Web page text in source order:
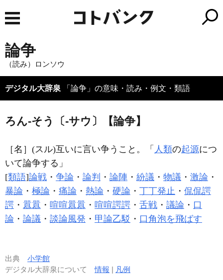
論争
（読み）ロンソウ
デジタル大辞泉 「論争」の意味・読み・例文・類語
ろん‐そう〔‐サウ〕【論争】
［名］ (スル)互いに言い争うこと。「 人類の起源につ
いて論争する」
[類語]論戦 ・ 争論 ・ 論判 ・ 論陣 ・ 紛議 ・ 物議 ・ 激論 ・
暴論 ・ 極論 ・ 痛論 ・ 熱論 ・ 硬論 ・ 丁丁発止 ・ 侃侃諤
諤 ・ 囂囂 ・ 喧喧囂囂 ・ 喧喧諤諤 ・ 舌戦 ・ 議論 ・ 口
論 ・ 論議 ・ 談論風発 ・ 甲論乙駁 ・ 口角泡を飛ばす
出典 小学館
デジタル大辞泉について情報 | 凡例